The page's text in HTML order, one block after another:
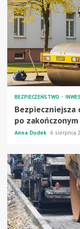
BEZPIECZEŃSTWO
Bezpieczniejsza
po
Anna Dudek 6 sierpnia